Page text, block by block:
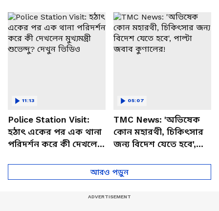
বড় আপডেট কী? দেখুন
জব্দ সরকারের
Police Station Visit:
হঠাৎ একের পর এক থানা
পরিদর্শন করে কী দেখলেন
11:13
TMC News: 'অভিষেক
কোন মহারথী, চিকিৎসার
জন্য বিদেশ যেতে হবে',
05:07
আরও পড়ুন